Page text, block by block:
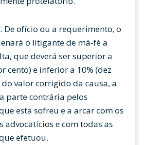
De ofício ou a requerimento, o
o litigante de má-fé a
que deverá ser superior a
cento) e inferior a 10% (dez
do valor corrigido da causa, a
parte contrária pelos
esta sofreu e a arcar com os
advocatícios e com todas as
efetuou.